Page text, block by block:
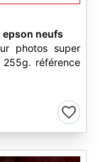
epson neufs
photos super
référence